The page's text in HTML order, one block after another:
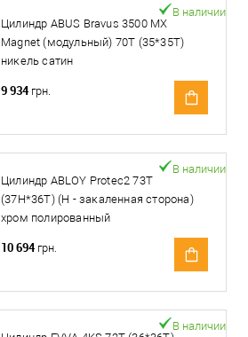
Цилиндр ABUS Bravus 3500 MX
Magnet (модульный) 70T (35*35T)
никель сатин
В наличии
9 934 грн.
Цилиндр ABLOY Protec2 73T
(37H*36T) (H - закаленная сторона)
хром полированный
В наличии
10 694 грн.
В наличии